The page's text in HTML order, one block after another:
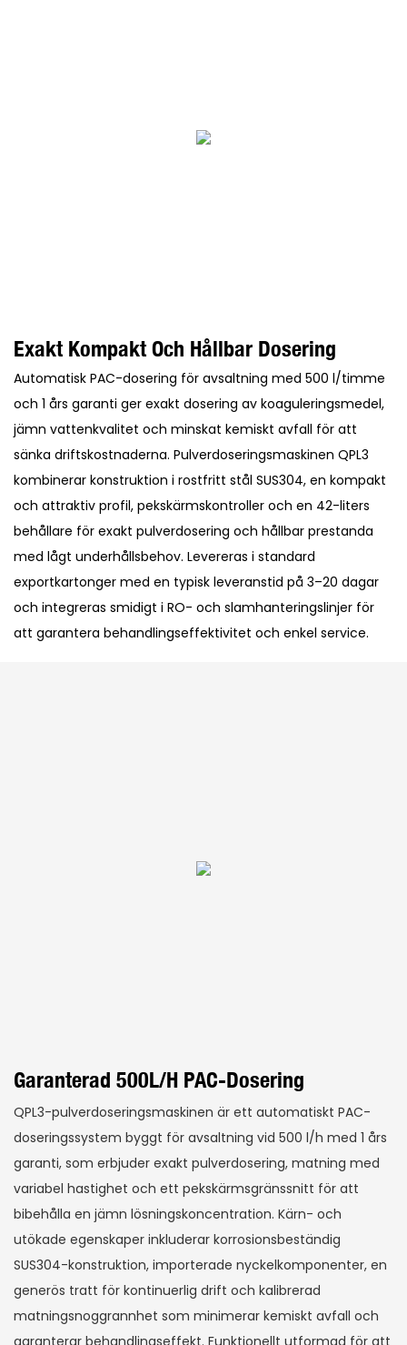
Exakt Kompakt Och Hållbar Dosering
Automatisk PAC-dosering för avsaltning med 500 l/timme
och 1 års garanti ger exakt dosering av koaguleringsmedel,
jämn vattenkvalitet och minskat kemiskt avfall för att
sänka driftskostnaderna. Pulverdoseringsmaskinen QPL3
kombinerar konstruktion i rostfritt stål SUS304, en kompakt
och attraktiv profil, pekskärmskontroller och en 42-liters
behållare för exakt pulverdosering och hållbar prestanda
med lågt underhållsbehov. Levereras i standard
exportkartonger med en typisk leveranstid på 3–20 dagar
och integreras smidigt i RO- och slamhanteringslinjer för
att garantera behandlingseffektivitet och enkel service.
Garanterad 500L/h PAC-Dosering
QPL3-pulverdoseringsmaskinen är ett automatiskt PAC-
doseringssystem byggt för avsaltning vid 500 l/h med 1 års
garanti, som erbjuder exakt pulverdosering, matning med
variabel hastighet och ett pekskärmsgränssnitt för att
bibehålla en jämn lösningskoncentration. Kärn- och
utökade egenskaper inkluderar korrosionsbeständig
SUS304-konstruktion, importerade nyckelkomponenter, en
generös tratt för kontinuerlig drift och kalibrerad
matningsnoggrannhet som minimerar kemiskt avfall och